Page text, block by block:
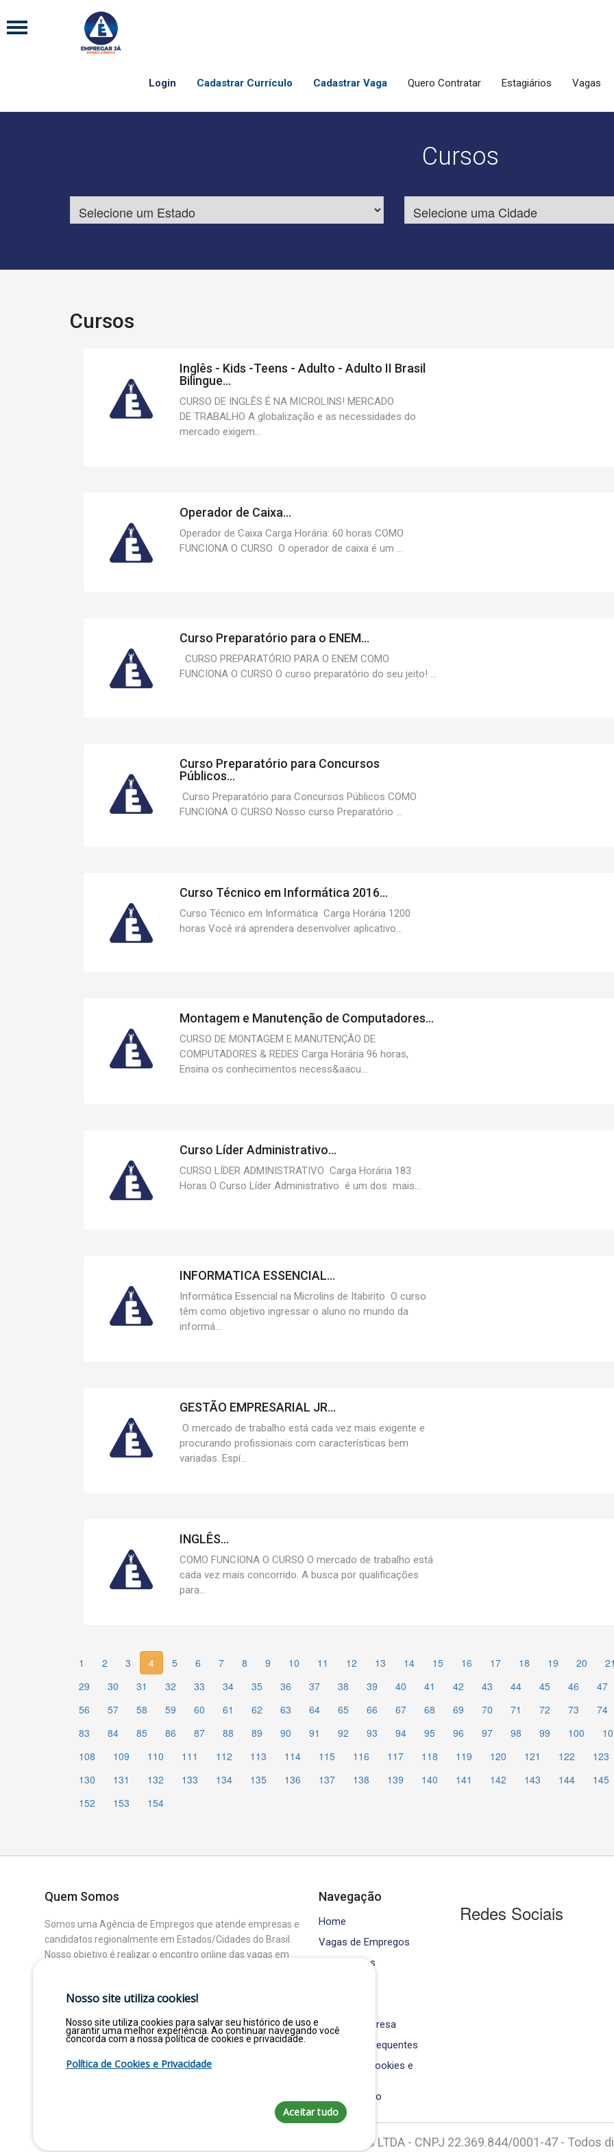
Login Cadastrar Currículo Cadastrar Vaga Quero Contratar Estagiários Vagas
Cursos
Cursos
Inglês - Kids -Teens - Adulto - Adulto II Brasil
Bilingue...
CURSO DE INGLÊS É NA MICROLINS! MERCADO
DE TRABALHO A globalização e as necessidades do
mercado exigem...
Operador de Caixa...
Operador de Caixa Carga Horária: 60 horas COMO
FUNCIONA O CURSO O operador de caixa é um ...
Curso Preparatório para o ENEM...
CURSO PREPARATÓRIO PARA O ENEM COMO
FUNCIONA O CURSO O curso preparatório do seu jeito! ...
Curso Preparatório para Concursos
Públicos...
Curso Preparatório para Concursos Públicos COMO
FUNCIONA O CURSO Nosso curso Preparatório ...
Curso Técnico em Informática 2016...
Curso Técnico em Informática Carga Horária 1200
horas Você irá aprendera desenvolver aplicativo...
Montagem e Manutenção de Computadores...
CURSO DE MONTAGEM E MANUTENÇÃO DE
COMPUTADORES & REDES Carga Horária 96 horas,
Ensina os conhecimentos necess&aacu...
Curso Líder Administrativo...
CURSO LÍDER ADMINISTRATIVO Carga Horária 183
Horas O Curso Líder Administrativo é um dos mais...
INFORMATICA ESSENCIAL...
Informática Essencial na Microlins de Itabirito O curso
têm como objetivo ingressar o aluno no mundo da
informá...
GESTÃO EMPRESARIAL JR...
O mercado de trabalho está cada vez mais exigente e
procurando profissionais com características bem
variadas. Espí...
INGLÊS...
COMO FUNCIONA O CURSO O mercado de trabalho está
cada vez mais concorrido. A busca por qualificações
para...
1 2 3 4 5 6 7 8 9 10 11 12 13 14 15 16 17 18 19 20 21
29
30 31 32 33 34 35 36 37 38 39 40 41 42 43 44 45 46 47
56
57 58 59 60 61 62 63 64 65 66 67 68 69 70 71 72 73 74
83
84 85 86 87 88 89 90 91 92 93 94 95 96 97 98 99 100
108
109 110 111 112 113 114 115 116 117 118 119 120 121 122 123
130
131 132 133 134 135 136 137 138 139 140 141 142 143 144 145
152
153 154
Quem Somos
Somos uma Agência de Empregos que atende empresas e
candidatos regionalmente em Estados/Cidades do Brasil.
Nosso objetivo é realizar o encontro online das vagas em
Navegação
Home
Vagas de Empregos
Contratados
Área da Empresa
Perguntas Frequentes
Política de Cookies e
Fale Conosco
Redes Sociais
Copyright © 2026. Empregar Já Estágios e Efetivos LTDA - CNPJ 22.369.844/0001-47 -
Nosso site utiliza cookies!
Nosso site utiliza cookies para salvar seu histórico de uso e
garantir uma melhor experiência. Ao continuar navegando você
concorda com a nossa política de cookies e privacidade.
Política de Cookies e Privacidade
Aceitar tudo